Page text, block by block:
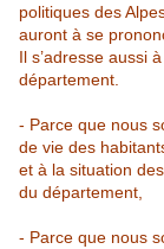
politiques des
auront à se
Il s’adresse aussi
département.
- Parce que nous
de vie des
et à la situation
du département,
- Parce que nous